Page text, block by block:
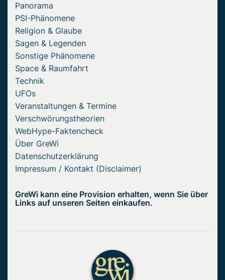
Panorama
PSI-Phänomene
Religion & Glaube
Sagen & Legenden
Sonstige Phänomene
Space & Raumfahrt
Technik
UFOs
Veranstaltungen & Termine
Verschwörungstheorien
WebHype-Faktencheck
Über GreWi
Datenschutzerklärung
Impressum / Kontakt (Disclaimer)
GreWi kann eine Provision erhalten, wenn Sie über
Links auf unseren Seiten einkaufen.